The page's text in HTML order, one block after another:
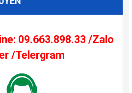
09.663.898.33 /Zalo
/Telergram